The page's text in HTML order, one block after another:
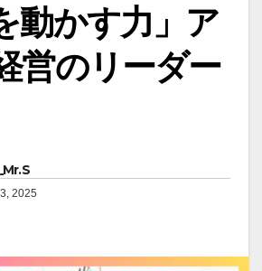
動かす力」ア
営のリーダー
2025